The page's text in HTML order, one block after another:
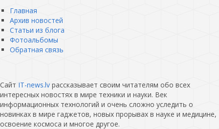
Главная
Архив новостей
Статьи из блога
Фотоальбомы
Обратная связь
Сайт IT-news.lv рассказывает своим читателям обо всех
интересных новостях в мире техники и науки. Век
информационных технологий и очень сложно уследить о
новинках в мире гаджетов, новых прорывах в науке и медицине,
освоение космоса и многое другое.